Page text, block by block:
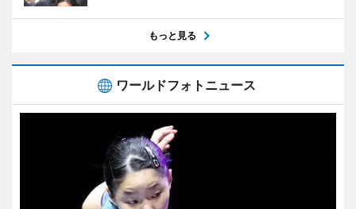
もっと見る
ワールドフォトニュース